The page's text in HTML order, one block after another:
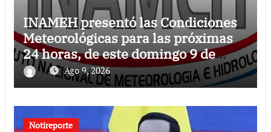
INAMEH presentó las Condiciones
Meteorológicas para las próximas
24 horas, de este domingo 9 de
agosto 2026
Ago 9, 2026
Notireporte